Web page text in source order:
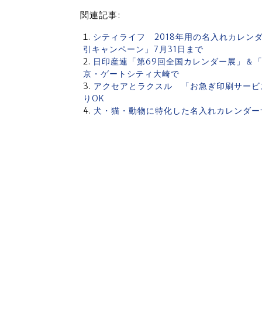
関連記事:
シティライフ 2018年用の名入れカレン
引キャンペーン」7月31日まで
日印産連「第69回全国カレンダー展」
京・ゲートシティ大崎で
アクセアとラクスル 「お急ぎ印刷サー
りOK
犬・猫・動物に特化した名入れカレンダ